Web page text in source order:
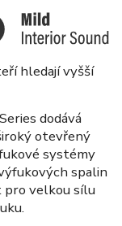
hledají vyšší
dodává
otevřený
systémy
spalin
pro velkou sílu